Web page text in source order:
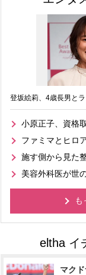
登坂絵莉、4歳長男と
小原正子、資格
ファミマとヒロ
施す側から見た
美容外科医が世
も
マク